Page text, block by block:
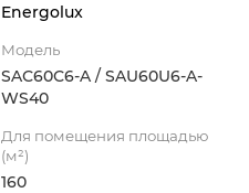
Energolux
Модель
SAС60С6-A / SAU60U6-A-
WS40
Для помещения площадью
(м²)
160